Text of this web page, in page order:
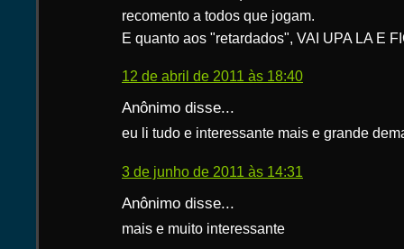
recomento a todos que jogam.
E quanto aos "retardados", VAI UPA LA E
12 de abril de 2011 às 18:40
Anônimo disse...
eu li tudo e interessante mais e grande
3 de junho de 2011 às 14:31
Anônimo disse...
mais e muito interessante